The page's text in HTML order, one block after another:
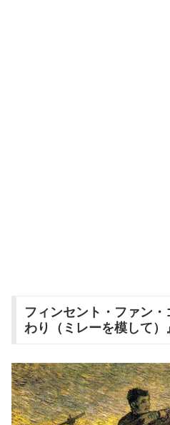
フィンセント・ファン
わり（ミレーを模して）